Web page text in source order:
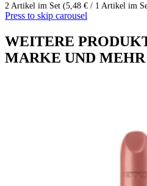
2 Artikel im Set (5,48 € / 1 Artikel im
Press to skip carousel
WEITERE
MARKE UND MEHR